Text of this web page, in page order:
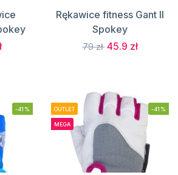
Rękawice fitness Gant II
Spokey
79 zł 45.9 zł
-41% OUTLET
MEGA
-41%